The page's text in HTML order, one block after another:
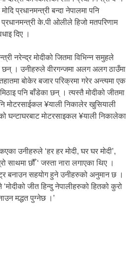
प्रधानमन्त्री बन्दा नेपालमा पनि
के.पी ओलीले हिजो मतपरिणाम
दिए ।
नरेन्द्र मोदीको जितमा विभिन्न समुहले
छन् । उनीहरुले वीरगन्जमा अलग अलग ठाउँमा
बोकेर बजार परिक्रमा गरेर अन्त्यमा एक
पनि बाँडेका छन् । त्यस्तै मोदीको जीतमा
मोटरसाईकल ¥याली निकालेर खुसियाली
घन्टाघरबाट मोटरसाइकल ¥याली निकालेका
उनीहरुले ‘हर हर मोदी, घर घर मोदी’,
साथमा छौँ ‘ जस्ता नारा लगाएका थिए ।
बनाउन सहयोग हुने उनीहरुको अनुमान छ ।
जीत हिन्दु नेपालीहरुको हितको कुरो
मद्धत पुग्नेछ ।’